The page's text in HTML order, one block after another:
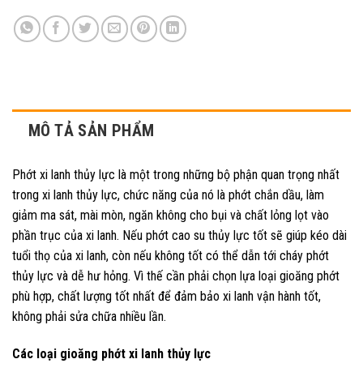
MÔ TẢ SẢN PHẨM
Phớt xi lanh thủy lực là một trong những bộ phận quan trọng nhất
trong xi lanh thủy lực, chức năng của nó là phớt chắn dầu, làm
giảm ma sát, mài mòn, ngăn không cho bụi và chất lỏng lọt vào
phần trục của xi lanh. Nếu phớt cao su thủy lực tốt sẽ giúp kéo dài
tuổi thọ của xi lanh, còn nếu không tốt có thể dẫn tới cháy phớt
thủy lực và dễ hư hỏng. Vì thế cần phải chọn lựa loại gioăng phớt
phù hợp, chất lượng tốt nhất để đảm bảo xi lanh vận hành tốt,
không phải sửa chữa nhiều lần.
Các loại gioăng phớt xi lanh thủy lực